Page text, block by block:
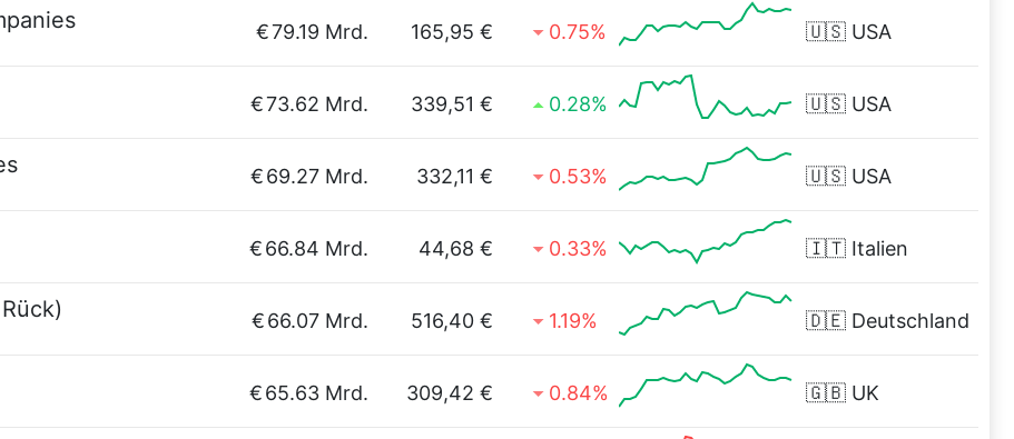
€79.19 Mrd. 165,95 € 0.75% 🇺🇸 USA
€73.62 Mrd. 339,51 € 0.28% 🇺🇸 USA
€69.27 Mrd. 332,11 € 0.53% 🇺🇸 USA
€66.84 Mrd. 44,68 € 0.33% 🇮🇹 Italien
€66.07 Mrd. 516,40 € 1.19% 🇩🇪 Deutschland
€65.63 Mrd. 309,42 € 0.84% 🇬🇧 UK